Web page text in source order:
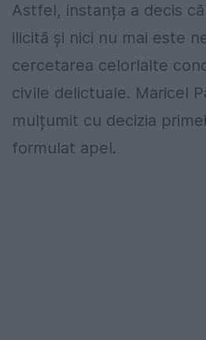
Astfel, instanța a decis
ilicită și nici nu mai este
cercetarea celorlalte
civile delictuale. Maricel
mulțumit cu decizia
formulat apel.